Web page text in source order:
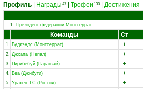
Профиль Награды 47 Трофеи 130| Достижения
1. Президент федерации Монтсеррат
Команды Ст
1. Вудлэндс (Монтсеррат) +
2. Джхапа (Непал) +
3. Пирибебуй (Парагвай) +
4. Веа (Джибути) +
5. Уралец-ТС (Россия) +